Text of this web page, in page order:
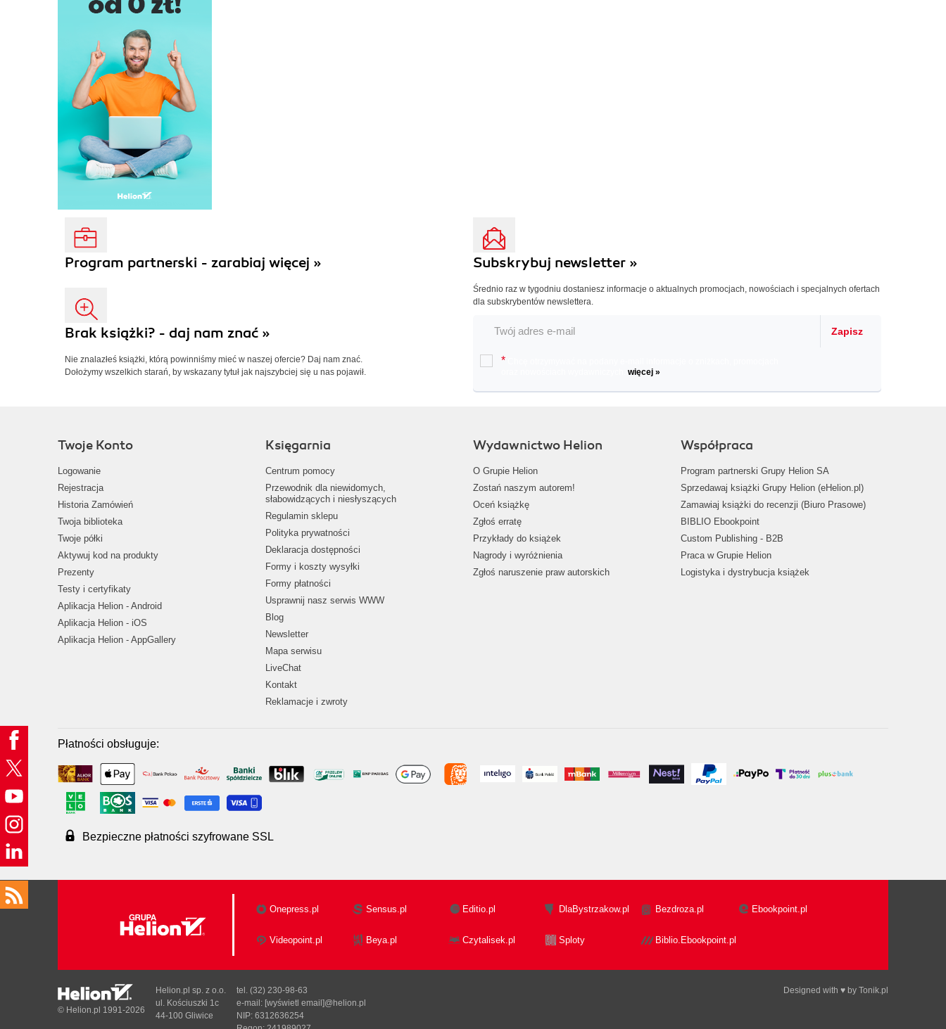
Program partnerski - zarabiaj więcej »
Brak książki? - daj nam znać »
Nie znalazłeś książki, którą powinniśmy mieć w naszej ofercie? Daj nam znać.
Dołożymy wszelkich starań, by wskazany tytuł jak najszybciej się u nas pojawił.
Subskrybuj newsletter »
Średnio raz w tygodniu dostaniesz informacje o aktualnych promocjach, nowościach i specjalnych ofertach
dla subskrybentów newslettera.
Zapisz
*
więcej »
Twoje Konto
Logowanie
Rejestracja
Historia Zamówień
Twoja biblioteka
Twoje półki
Aktywuj kod na produkty
Prezenty
Testy i certyfikaty
Aplikacja Helion - Android
Aplikacja Helion - iOS
Aplikacja Helion - AppGallery
Księgarnia
Centrum pomocy
Przewodnik dla niewidomych,
słabowidzących i niesłyszących
Regulamin sklepu
Polityka prywatności
Deklaracja dostępności
Formy i koszty wysyłki
Formy płatności
Usprawnij nasz serwis WWW
Blog
Newsletter
Mapa serwisu
LiveChat
Kontakt
Reklamacje i zwroty
Wydawnictwo Helion
O Grupie Helion
Zostań naszym autorem!
Oceń książkę
Zgłoś erratę
Przykłady do książek
Nagrody i wyróżnienia
Zgłoś naruszenie praw autorskich
Współpraca
Program partnerski Grupy Helion SA
Sprzedawaj książki Grupy Helion (eHelion.pl)
Zamawiaj książki do recenzji (Biuro Prasowe)
BIBLIO Ebookpoint
Custom Publishing - B2B
Praca w Grupie Helion
Logistyka i dystrybucja książek
Płatności obsługuje:
Bezpieczne płatności szyfrowane SSL
Onepress.pl Sensus.pl Editio.pl DlaBystrzakow.pl Bezdroza.pl Ebookpoint.pl
Videopoint.pl Beya.pl Czytalisek.pl Sploty Biblio.Ebookpoint.pl
Designed with ♥ by Tonik.pl
© Helion.pl 1991-2026
Helion.pl sp. z o.o.
ul. Kościuszki 1c
44-100 Gliwice
tel. (32) 230-98-63
e-mail: [wyświetl email]@helion.pl
NIP: 6312636254